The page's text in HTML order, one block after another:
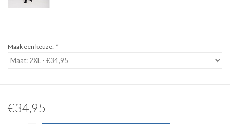
Merken
Maak een keuze: *
€34,95